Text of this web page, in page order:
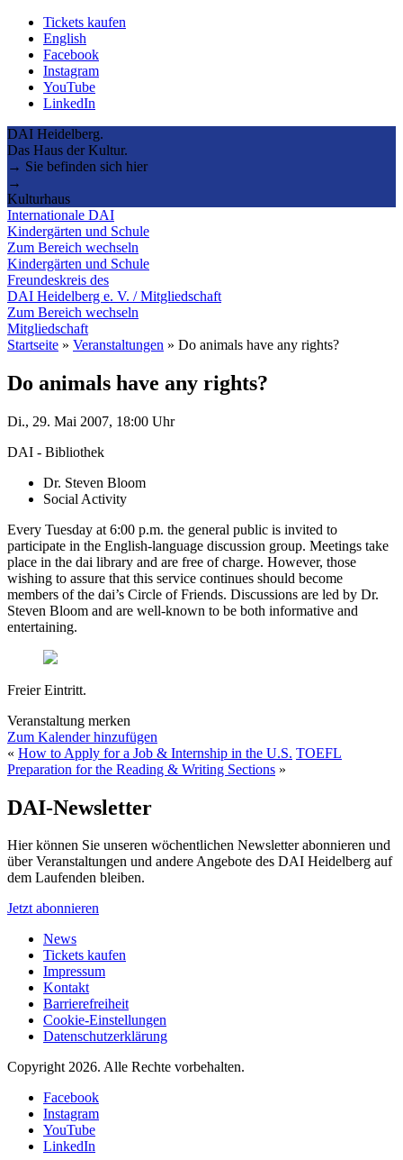
Tickets kaufen
English
Facebook
Instagram
YouTube
LinkedIn
DAI Heidelberg.
Das Haus der Kultur.
→ Sie befinden sich hier
→
Kulturhaus
Internationale DAI
Kindergärten und Schule
Zum Bereich wechseln
Kindergärten und Schule
Freundeskreis des
DAI Heidelberg e. V. / Mitgliedschaft
Zum Bereich wechseln
Mitgliedschaft
Startseite » Veranstaltungen » Do animals have any rights?
Do animals have any rights?
Di., 29. Mai 2007, 18:00 Uhr
DAI - Bibliothek
Dr. Steven Bloom
Social Activity
Every Tuesday at 6:00 p.m. the general public is invited to
participate in the English-language discussion group. Meetings take
place in the dai library and are free of charge. However, those
wishing to assure that this service continues should become
members of the dai’s Circle of Friends. Discussions are led by Dr.
Steven Bloom and are well-known to be both informative and
entertaining.
Freier Eintritt.
Veranstaltung merken
Zum Kalender hinzufügen
« How to Apply for a Job & Internship in the U.S. TOEFL
Preparation for the Reading & Writing Sections »
DAI-Newsletter
Hier können Sie unseren wöchentlichen Newsletter abonnieren und
über Veranstaltungen und andere Angebote des DAI Heidelberg auf
dem Laufenden bleiben.
Jetzt abonnieren
News
Tickets kaufen
Impressum
Kontakt
Barrierefreiheit
Cookie-Einstellungen
Datenschutzerklärung
Copyright 2026. Alle Rechte vorbehalten.
Facebook
Instagram
YouTube
LinkedIn